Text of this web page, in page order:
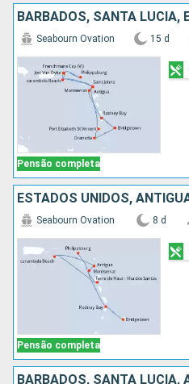
Pensão completa
Seabourn Ovation 15 d
Pensão completa
Seabourn Ovation 8 d